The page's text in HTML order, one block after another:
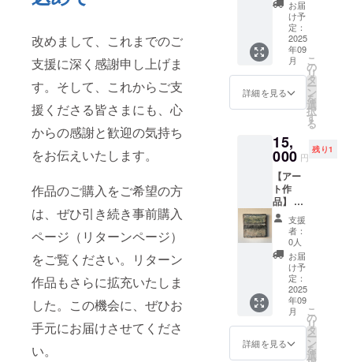
改めまして、これまでのご
支援に深く感謝申し上げま
す。そして、これからご支
援くださる皆さまにも、心
からの感謝と歓迎の気持ち
をお伝えいたします。
作品のご購入をご希望の方
は、ぜひ引き続き事前購入
ページ（リターンページ）
をご覧ください。リターン
作品もさらに拡充いたしま
した。この機会に、ぜひお
手元にお届けさせてくださ
い。
す。 ・
ご住所
等お送
り先を
お知ら
せくだ
さい ・
お使い
り、実
際の商
品と画
面上の
色味が
若干異
なる場
合がご
ざいま
す。あ
らかじ
めご了
承くだ
さい。
ルー系
の作品
です。
こちら
でラン
ダムに
お選び
ズ：縦
約3～12
㎝×横3
～12㎝
・サイ
ズは個
体差が
ありま
す。 ・
ご住所
等お送
り先を
お知ら
せくだ
さい ・
お使い
のモニ
作品1点
もの
（各1
点） ・
限定4点
・作品
【STRO
KE】シ
リー
イトル
「Elem
ent」 ・
アクリ
ル・ミ
クスト
メディ
ア ・サ
イズ：
W180㎜
×H140
㎜ F0
キャン
バス ・
厚みは
個体差
があり
お届
け予
定：
2025
年09
月
詳細を見る
こ
の
リ
タ
ー
ン
を
選
択
す
る
15,
000 円
残り1
【アー
ト作
品】 ・
お礼
メッ
セージ
付き ・
作品1点
もの ・
作品2-
①【契
約の箱
庭】 ・
アクリ
ル・ミ
支援
者：
0人
お届
け予
定：
2025
年09
月
詳細を見る
こ
の
リ
タ
ー
ン
を
選